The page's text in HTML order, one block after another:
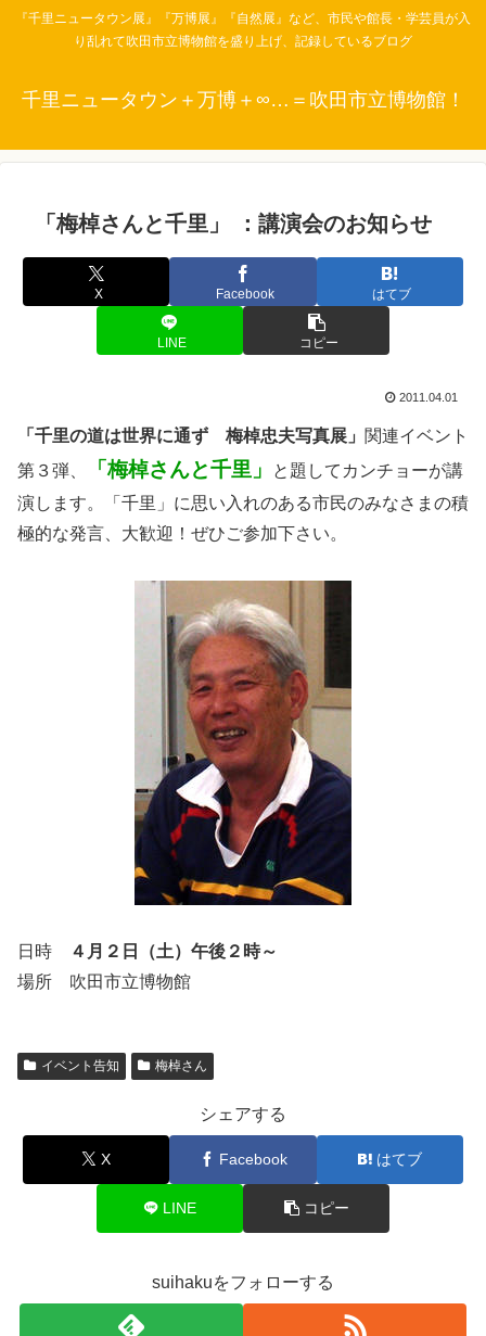
『千里ニュータウン展』『万博展』『自然展』など、市民や館長・学芸員が入
り乱れて吹田市立博物館を盛り上げ、記録しているブログ
千里ニュータウン＋万博＋∞…＝吹田市立博物館！
「梅棹さんと千里」 ：講演会のお知らせ
X Facebook はてブ
LINE コピー
2011.04.01
「千里の道は世界に通ず 梅棹忠夫写真展」 関連イベント
第３弾、
「梅棹さんと千里」
と題してカンチョーが講
演します。「千里」に思い入れのある市民のみなさまの積
極的な発言、大歓迎！ぜひご参加下さい。
日時
４月２日（土）午後２時～
場所 吹田市立博物館
イベント告知 梅棹さん
シェアする
X Facebook はてブ
LINE コピー
suihakuをフォローする